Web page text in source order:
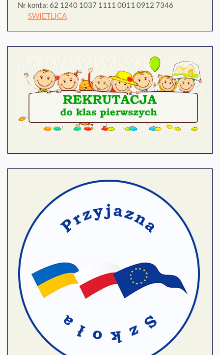
Nr konta: 62 1240 1037 1111 0011 0912 7346
SWIETLICA